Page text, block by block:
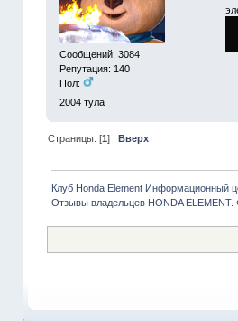
Сообщений: 3084
Репутация: 140
Пол:
2004 тула
Страницы: [1 ] Вверх
Клуб Honda Element Информационный
Отзывы владельцев HONDA ELEMENT.